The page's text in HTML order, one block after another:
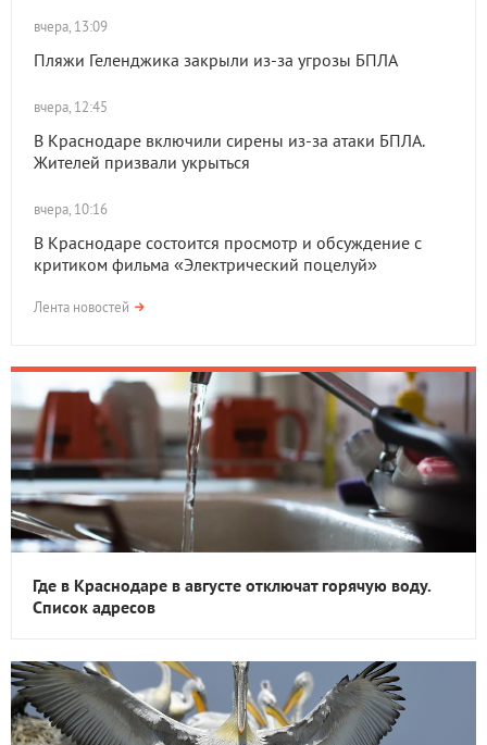
вчера, 13:09
Пляжи Геленджика закрыли из-за угрозы БПЛА
вчера, 12:45
В Краснодаре включили сирены из-за атаки БПЛА.
Жителей призвали укрыться
вчера, 10:16
В Краснодаре состоится просмотр и обсуждение с
критиком фильма «Электрический поцелуй»
Лента новостей
Где в Краснодаре в августе отключат горячую воду.
Список адресов